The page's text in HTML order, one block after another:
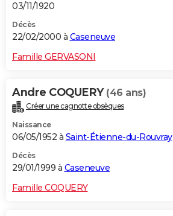
03/11/1920
Décès
22/02/2000 à Caseneuve
Famille GERVASONI
Andre COQUERY (46 ans)
Créer une cagnotte obsèques
Naissance
06/05/1952 à Saint-Étienne-du-Rouvray
Décès
29/01/1999 à Caseneuve
Famille COQUERY